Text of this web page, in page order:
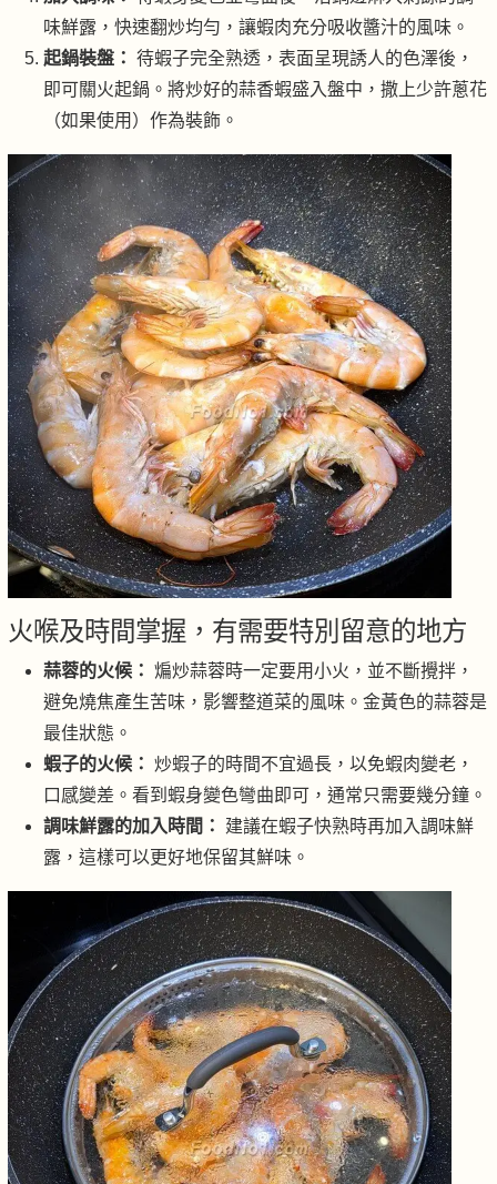
味鮮露，快速翻炒均勻，讓蝦肉充分吸收醬汁的風味。
起鍋裝盤： 待蝦子完全熟透，表面呈現誘人的色澤後，
即可關火起鍋。將炒好的蒜香蝦盛入盤中，撒上少許蔥花
（如果使用）作為裝飾。
火喉及時間掌握，有需要特別留意的地方
蒜蓉的火候： 煸炒蒜蓉時一定要用小火，並不斷攪拌，
避免燒焦產生苦味，影響整道菜的風味。金黃色的蒜蓉是
最佳狀態。
蝦子的火候： 炒蝦子的時間不宜過長，以免蝦肉變老，
口感變差。看到蝦身變色彎曲即可，通常只需要幾分鐘。
調味鮮露的加入時間：
建議在蝦子快熟時再加入調味鮮
露，這樣可以更好地保留其鮮味。